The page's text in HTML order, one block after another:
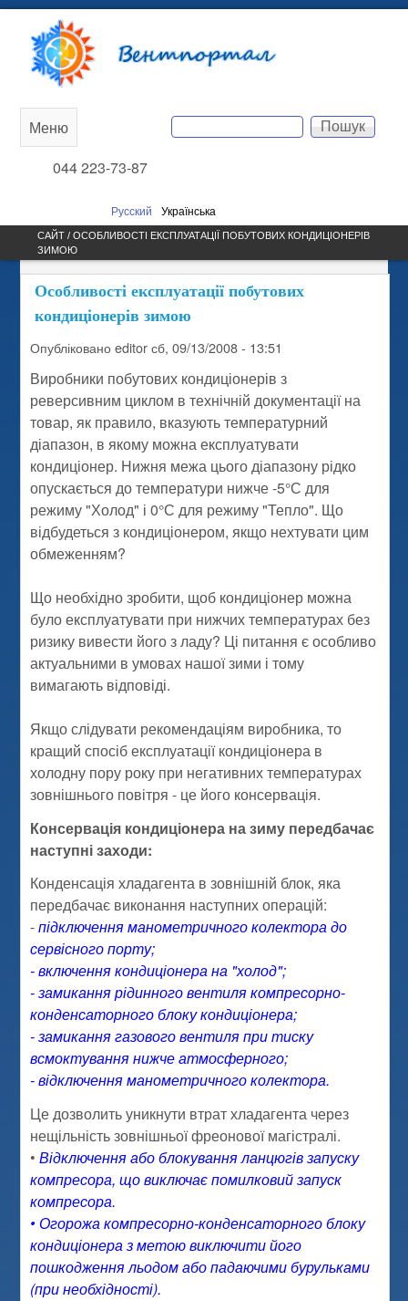
вмісту
Вентпортал
Пошукова форма
Пошук
044 223-73-87
Русский Українська
Main
menu
Меню
САЙТ / ОСОБЛИВОСТІ ЕКСПЛУАТАЦІЇ ПОБУТОВИХ КОНДИЦІОНЕРІВ
ЗИМОЮ
Особливості експлуатації побутових
кондиціонерів зимою
Опублікованоeditor сб, 09/13/2008 - 13:51
Виробники побутових кондиціонерів з
реверсивним циклом в технічній документації на
товар, як правило, вказують температурний
діапазон, в якому можна експлуатувати
кондиціонер. Нижня межа цього діапазону рідко
опускається до температури нижче -5°С для
режиму "Холод" і 0°С для режиму "Тепло". Що
відбудеться з кондиціонером, якщо нехтувати цим
обмеженням?
Що необхідно зробити, щоб кондиціонер можна
було експлуатувати при нижчих температурах без
ризику вивести його з ладу? Ці питання є особливо
актуальними в умовах нашої зими і тому
вимагають відповіді.
Якщо слідувати рекомендаціям виробника, то
кращий спосіб експлуатації кондиціонера в
холодну пору року при негативних температурах
зовнішнього повітря - це його консервація.
Консервація кондиціонера на зиму передбачає
наступні заходи:
Конденсація хладагента в зовнішній блок, яка
передбачає виконання наступних операцій:
-підключення манометричного колектора до
сервісного порту;
- включення кондиціонера на "холод";
- замикання рідинного вентиля компресорно-
конденсаторного блоку кондиціонера;
- замикання газового вентиля при тиску
всмоктування нижче атмосферного;
- відключення манометричного колектора.
Це дозволить уникнути втрат хладагента через
нещільність зовнішньої фреонової магістралі.
•Відключення або блокування ланцюгів запуску
компресора, що виключає помилковий запуск
компресора.
• Огорожа компресорно-конденсаторного блоку
кондиціонера з метою виключити його
пошкодження льодом або падаючими бурульками
(при необхідності).